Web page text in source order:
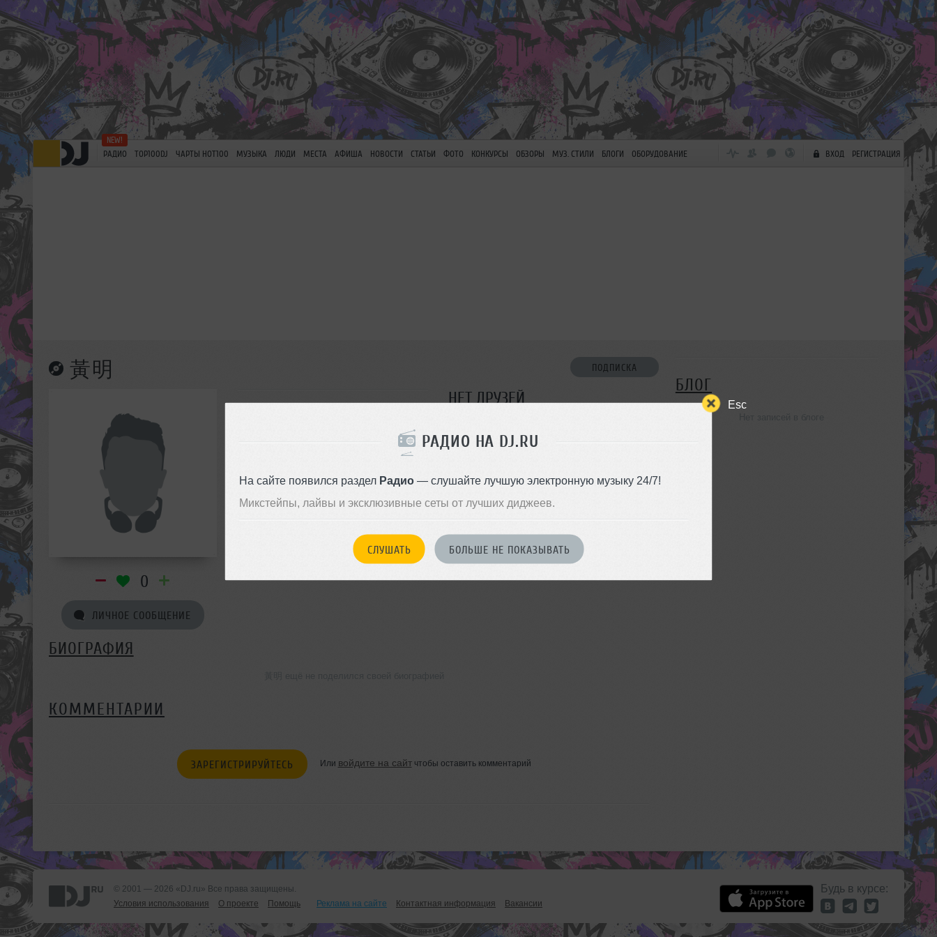
Esc
РАДИО НА DJ.RU
На сайте появился раздел Радио— слушайте лучшую электронную музыку 24/7!
Микстейпы, лайвы и эксклюзивные сеты от лучших диджеев.
СЛУШАТЬ БОЛЬШЕ НЕ ПОКАЗЫВАТЬ
РАДИО TOP100DJ ЧАРТЫ HOT100 МУЗЫКА ЛЮДИ МЕСТА АФИША НОВОСТИ СТАТЬИ ФОТО КОНКУРСЫ ОБЗОРЫ МУЗ. СТИЛИ БЛОГИ ОБОРУДОВАНИЕ ВХОД РЕГИСТРАЦИЯ
黃明 ПОДПИСКА
0
ЛИЧНОЕ СООБЩЕНИЕ
НЕТ ДРУЗЕЙ
БИОГРАФИЯ
КОММЕНТАРИИ
ЗАРЕГИСТРИРУЙТЕСЬ Или войдите на сайтчтобы оставить комментарий
БЛОГ
© 2001 — 2026 «DJ.ru» Все права защищены.
Условия использования
О проекте Помощь Реклама на сайте Контактная информация Вакансии
Будь в курсе: